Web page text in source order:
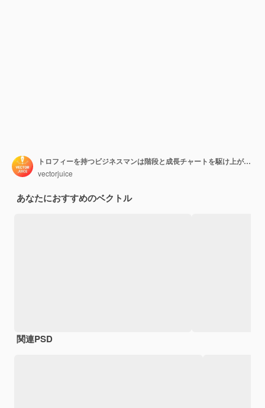
トロフィーを持つビジネスマンは階段と成長チャートを駆け上がります。ビジネスの成功、リーダーシップ、ビジネス資産、白い背景の計画の概念。
vectorjuice
あなたにおすすめのベクトル
関連PSD